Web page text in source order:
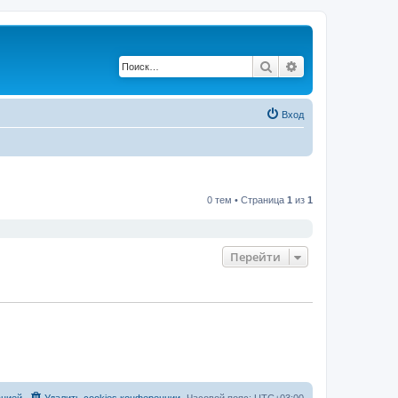
Поиск
Вход
0 тем • Страница 1 из 1
Перейти